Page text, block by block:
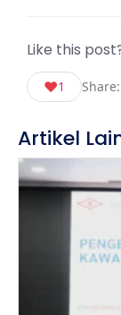
Like this
♥1 Share:
Artikel